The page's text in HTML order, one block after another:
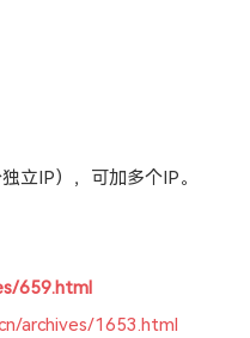
立IP），可加多个IP。
659.html
archives/1653.html